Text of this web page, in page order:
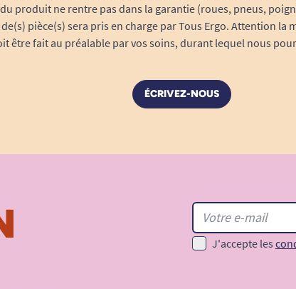
produit ne rentre pas dans la garantie (roues, pneus,
pièce(s) sera pris en charge par Tous Ergo. Attention la
être fait au préalable par vos soins, durant lequel nous
ÉCRIVEZ-NOUS
J'accepte les